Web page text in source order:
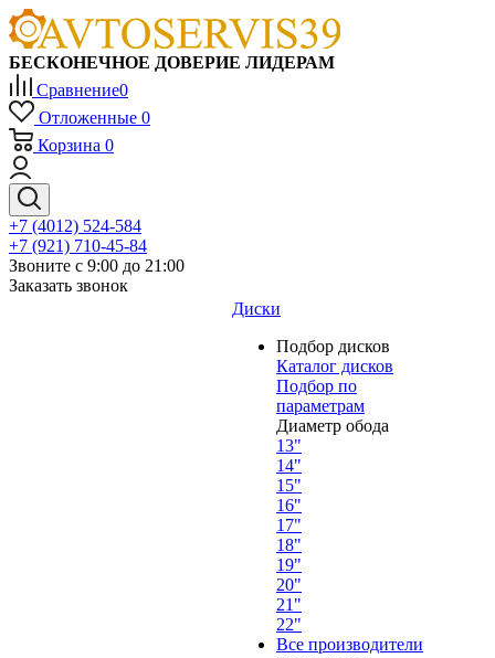
БЕСКОНЕЧНОЕ ДОВЕРИЕ ЛИДЕРАМ
Сравнение0
Отложенные 0
Корзина 0
+7 (4012) 524-584
+7 (921) 710-45-84
Звоните с 9:00 до 21:00
Заказать звонок
Диски
Подбор дисков
Каталог дисков
Подбор по
параметрам
Диаметр обода
13"
14"
15"
16"
17"
18"
19"
20"
21"
22"
Все производители